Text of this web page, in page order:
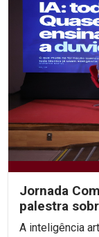
Jornada
palestra
A inteligência